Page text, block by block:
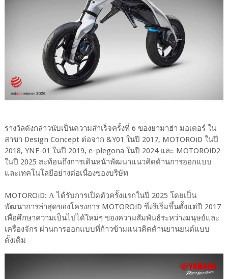
รางวัลดังกล่าวนับเป็นความสำเร็จครั้งที่ 6 ของยามาฮ่า มอเตอร์ ใน
สาขา Design Concept ต่อจาก &Y01 ในปี 2017, MOTOROiD ในปี
2018, YNF-01 ในปี 2019, e-plegona ในปี 2024 และ MOTOROiD2
ในปี 2025 สะท้อนถึงการเดินหน้าพัฒนาแนวคิดด้านการออกแบบ
และเทคโนโลยีอย่างต่อเนื่องของบริษัท
MOTOROiD: Λ ได้รับการเปิดตัวครั้งแรกในปี 2025 โดยเป็น
พัฒนาการล่าสุดของโครงการ MOTOROiD ซึ่งริเริ่มขึ้นตั้งแต่ปี 2017
เพื่อศึกษาความเป็นไปได้ใหม่ๆ ของความสัมพันธ์ระหว่างมนุษย์และ
เครื่องจักร ผ่านการออกแบบที่ก้าวข้ามแนวคิดด้านยานยนต์แบบ
ดั้งเดิม